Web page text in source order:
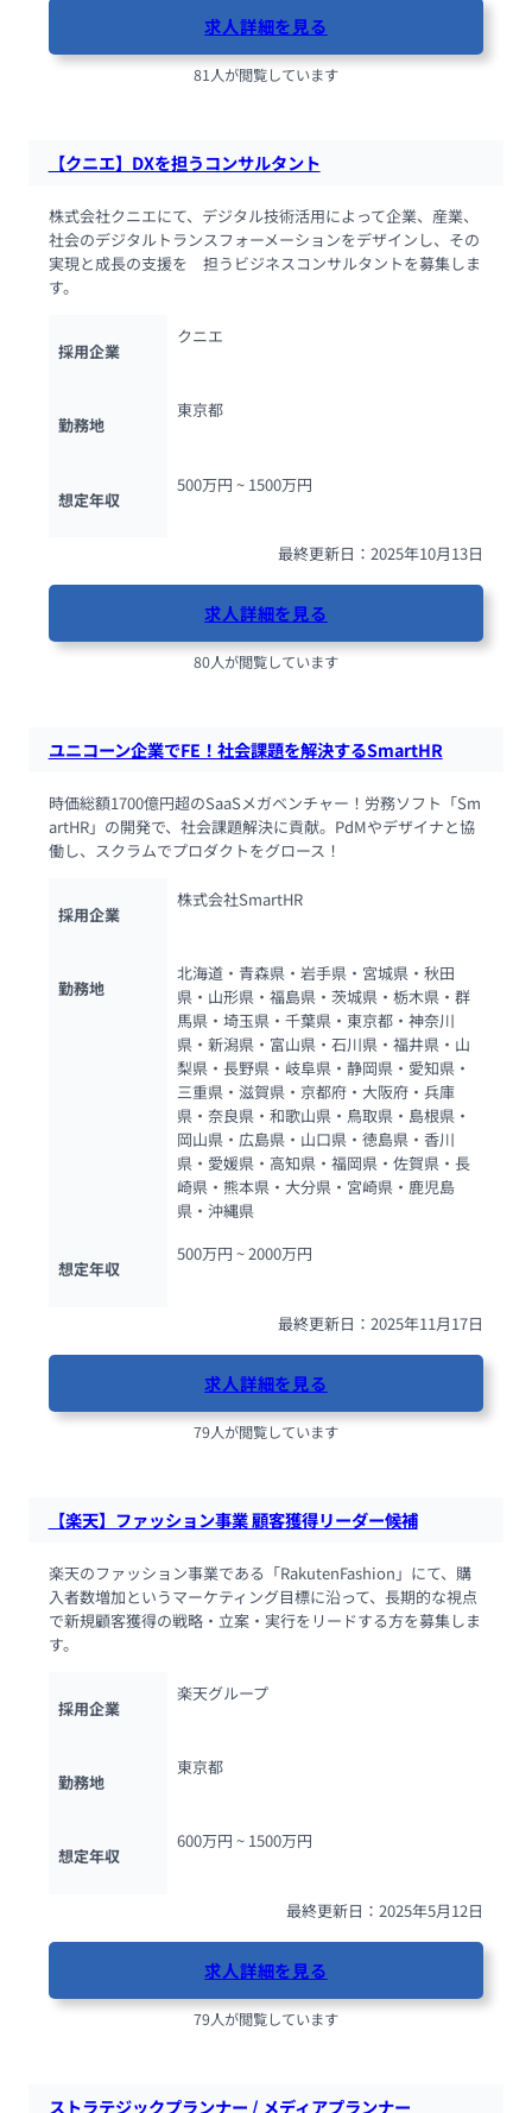
求人詳細を見る
81人が閲覧しています
【クニエ】DXを担うコンサルタント
株式会社クニエにて、デジタル技術活用によって企業、産業、
社会のデジタルトランスフォーメーションをデザインし、その
実現と成長の支援を　担うビジネスコンサルタントを募集しま
す。
採用企業
クニエ
勤務地
東京都
想定年収
500万円 ~ 1500万円
最終更新日：2025年10月13日
求人詳細を見る
80人が閲覧しています
ユニコーン企業でFE！社会課題を解決するSmartHR
時価総額1700億円超のSaaSメガベンチャー！労務ソフト「Sm
artHR」の開発で、社会課題解決に貢献。PdMやデザイナと協
働し、スクラムでプロダクトをグロース！
採用企業
株式会社SmartHR
勤務地
北海道・青森県・岩手県・宮城県・秋田
県・山形県・福島県・茨城県・栃木県・群
馬県・埼玉県・千葉県・東京都・神奈川
県・新潟県・富山県・石川県・福井県・山
梨県・長野県・岐阜県・静岡県・愛知県・
三重県・滋賀県・京都府・大阪府・兵庫
県・奈良県・和歌山県・鳥取県・島根県・
岡山県・広島県・山口県・徳島県・香川
県・愛媛県・高知県・福岡県・佐賀県・長
崎県・熊本県・大分県・宮崎県・鹿児島
県・沖縄県
想定年収
500万円 ~ 2000万円
最終更新日：2025年11月17日
求人詳細を見る
79人が閲覧しています
【楽天】ファッション事業 顧客獲得リーダー候補
楽天のファッション事業である「RakutenFashion」にて、購
入者数増加というマーケティング目標に沿って、長期的な視点
で新規顧客獲得の戦略・立案・実行をリードする方を募集しま
す。
採用企業
楽天グループ
勤務地
東京都
想定年収
600万円 ~ 1500万円
最終更新日：2025年5月12日
求人詳細を見る
79人が閲覧しています
ストラテジックプランナー / メディアプランナー